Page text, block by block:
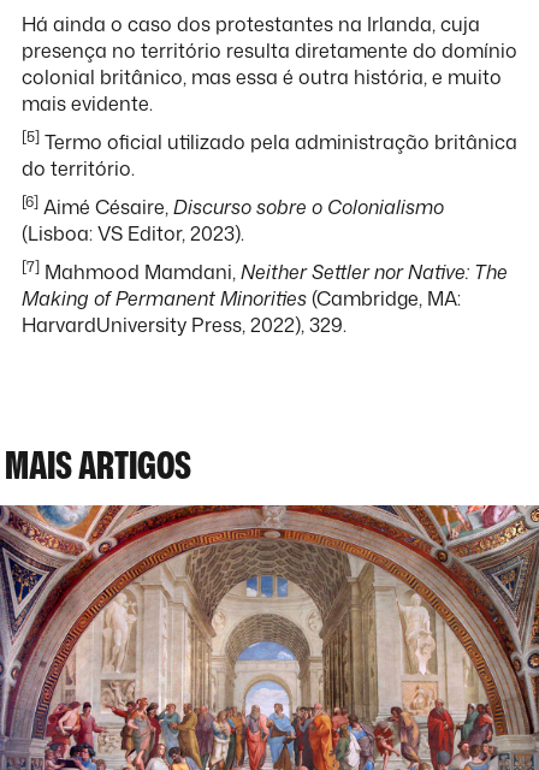
Há ainda o caso dos protestantes na Irlanda, cuja
presença no território resulta diretamente do domínio
colonial britânico, mas essa é outra história, e muito
mais evidente.
[5] Termo oficial utilizado pela administração britânica
do território.
[6] Aimé Césaire,Discurso sobre o Colonialismo
(Lisboa: VS Editor, 2023).
[7] Mahmood Mamdani,Neither Settler nor Native: The
Making of Permanent Minorities(Cambridge, MA:
HarvardUniversity Press, 2022), 329.
MAIS ARTIGOS